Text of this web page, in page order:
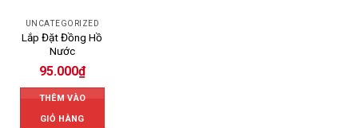
UNCATEGORIZED
Lắp Đặt Đồng Hồ
Nước
95.000₫
THÊM VÀO
GIỎ HÀNG